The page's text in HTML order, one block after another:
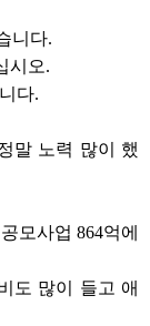
니다.
시오.
다.
말 노력 많이 했
모사업 864억에
도 많이 들고 애